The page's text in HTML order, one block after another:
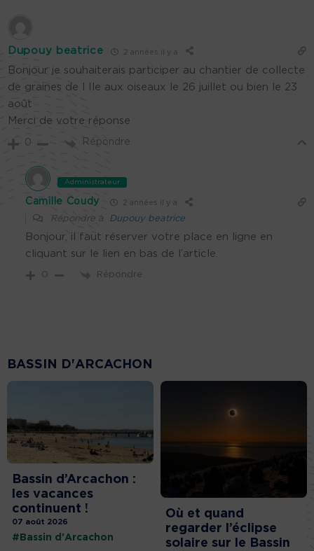
Dupouy beatrice 2 années il y a
Bonjour je souhaiterais participer au chantier de collecte
de graines de l Ile aux oiseaux le 26 juillet ou bien le 23
août
Merci de votre réponse
0 Répondre
Administrateur
Camille Coudy 2 années il y a
Répondre à Dupouy beatrice
Bonjour, il faut réserver votre place en ligne en
cliquant sur le lien en bas de l’article.
0 Répondre
BASSIN D'ARCACHON
Bassin d’Arcachon :
les vacances
continuent !
07 août 2026
#Bassin d'Arcachon
Où et quand
regarder l’éclipse
solaire sur le Bassin